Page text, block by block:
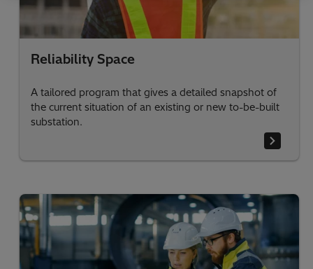
Reliability Space
A tailored program that gives a detailed snapshot of
the current situation of an existing or new to-be-built
substation.